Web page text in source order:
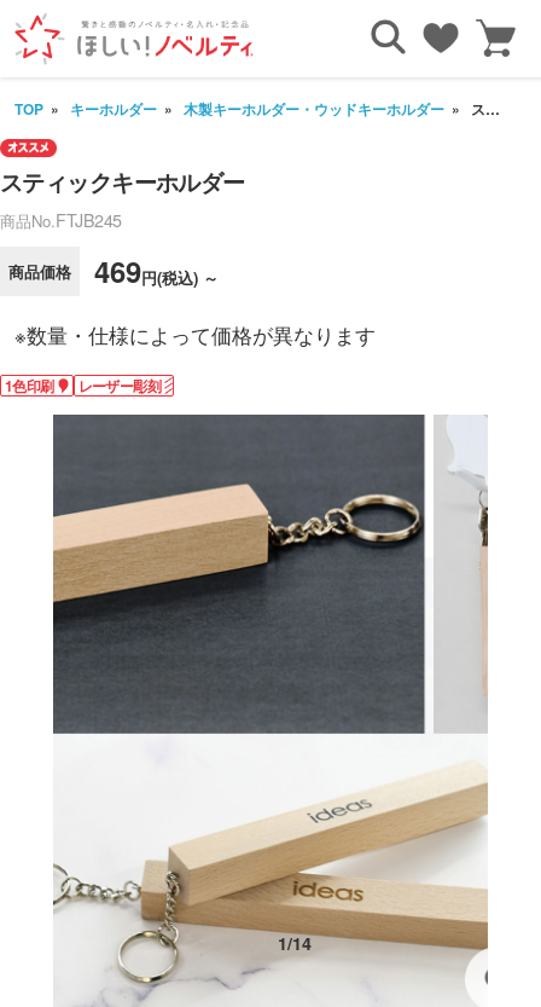
TOP キーホルダー 木製キーホルダー・ウッドキーホルダー スティックキーホルダー
スティックキーホルダー
商品No.FTJB245
商品価格 469円(税込) ～
※数量・仕様によって価格が異なります
1色印刷 レーザー彫刻
1/14